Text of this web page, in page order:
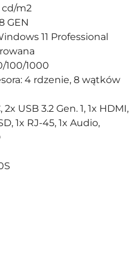
cd/m2
GEN
11 Professional
100/1000
4 rdzenie, 8 wątków
2x USB 3.2 Gen. 1, 1x HDMI,
1x RJ-45, 1x Audio,